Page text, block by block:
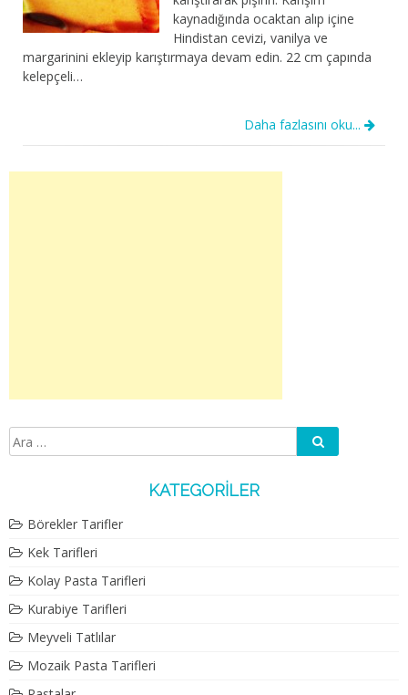
kaynadığında ocaktan alıp içine
Hindistan cevizi, vanilya ve
margarinini ekleyip karıştırmaya devam edin. 22 cm çapında
kelepçeli…
Daha fazlasını oku...
KATEGORILER
Börekler Tarifler
Kek Tarifleri
Kolay Pasta Tarifleri
Kurabiye Tarifleri
Meyveli Tatlılar
Mozaik Pasta Tarifleri